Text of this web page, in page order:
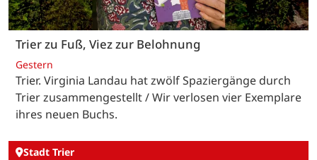
Trier zu Fuß, Viez zur Belohnung
Gestern
Trier. Virginia Landau hat zwölf Spaziergänge durch
Trier zusammengestellt / Wir verlosen vier Exemplare
ihres neuen Buchs.
Stadt Trier